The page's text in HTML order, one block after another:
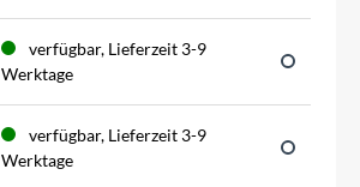
verfügbar, Lieferzeit 3-9
Werktage
verfügbar, Lieferzeit 3-9
Werktage